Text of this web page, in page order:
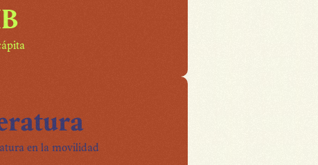
en la movilidad